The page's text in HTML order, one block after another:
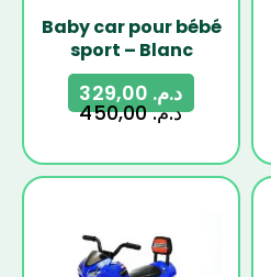
Baby car pour bébé
sport – Blanc
د.م.450,00
د.م.